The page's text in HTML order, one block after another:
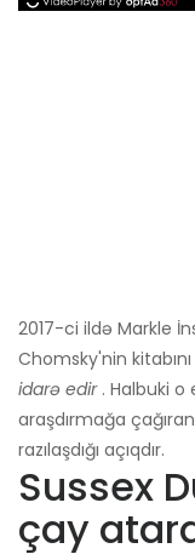
2017-ci ildə Markle
Chomsky'nin
idarə edir. Halbuki o
araşdırmağa
razılaşdığı açıqdır.
Sussex
çay